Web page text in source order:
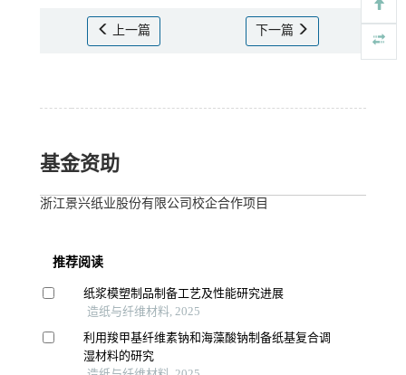
上一篇 下一篇
基金资助
浙江景兴纸业股份有限公司校企合作项目